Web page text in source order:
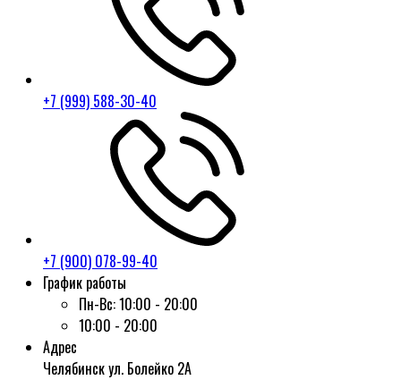
+7 (999) 588-30-40
+7 (900) 078-99-40
График работы
Пн-Вс:10:00 - 20:00
10:00 - 20:00
Адрес
Челябинск ул. Болейко 2А